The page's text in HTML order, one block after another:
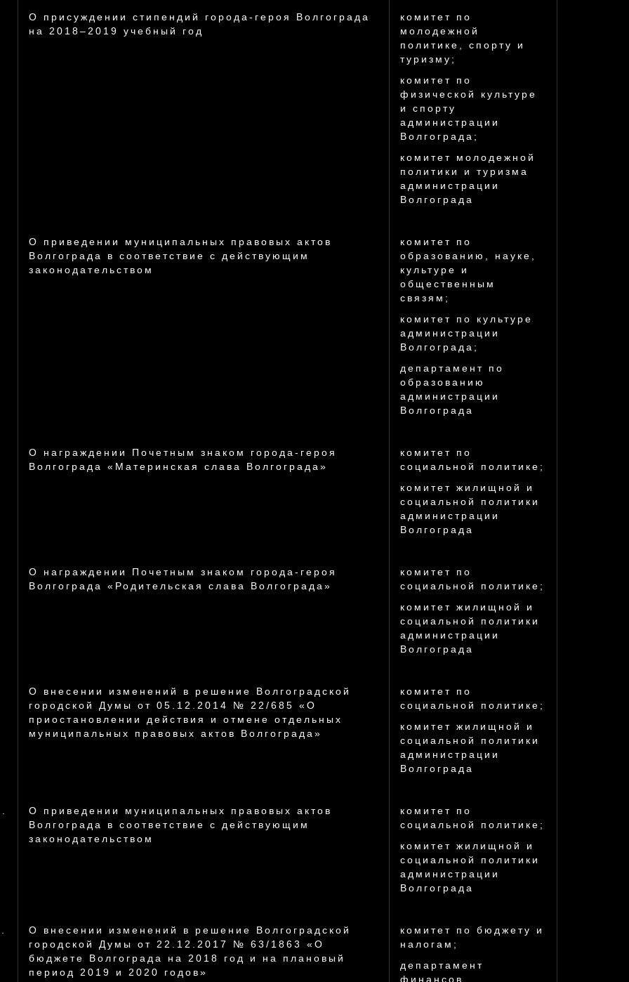
О присуждении стипендий города-героя Волгограда
на 2018–2019 учебный год
комитет по
молодежной
политике, спорту и
туризму;
комитет по
физической культуре
и спорту
администрации
Волгограда;
комитет молодежной
политики и туризма
администрации
Волгограда
О приведении муниципальных правовых актов
Волгограда в соответствие с действующим
законодательством
комитет по
образованию, науке,
культуре и
общественным
связям;
комитет по культуре
администрации
Волгограда;
департамент по
образованию
администрации
Волгограда
О награждении Почетным знаком города-героя
Волгограда «Материнская слава Волгограда»
комитет по
социальной политике;
комитет жилищной и
социальной политики
администрации
Волгограда
О награждении Почетным знаком города-героя
Волгограда «Родительская слава Волгограда»
комитет по
социальной политике;
комитет жилищной и
социальной политики
администрации
Волгограда
О внесении изменений в решение Волгоградской
городской Думы от 05.12.2014 № 22/685 «О
приостановлении действия и отмене отдельных
муниципальных правовых актов Волгограда»
комитет по
социальной политике;
комитет жилищной и
социальной политики
администрации
Волгограда
О приведении муниципальных правовых актов
Волгограда в соответствие с действующим
законодательством
комитет по
социальной политике;
комитет жилищной и
социальной политики
администрации
Волгограда
О внесении изменений в решение Волгоградской
городской Думы от 22.12.2017 № 63/1863 «О
бюджете Волгограда на 2018 год и на плановый
период 2019 и 2020 годов»
комитет по бюджету и
налогам;
департамент
финансов